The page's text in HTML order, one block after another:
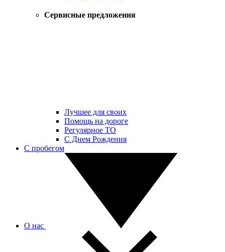
Сервисные предложения
Лучшее для своих
Помощь на дороге
Регулярное ТО
С Днем Рождения
С пробегом
О нас